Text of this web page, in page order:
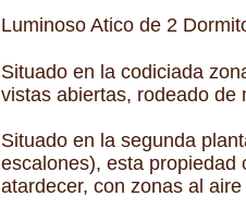
Luminoso Atico de 2
Situado en la codiciada
vistas abiertas, rodeado de
Situado en la segunda
escalones), esta propiedad
atardecer, con zonas al